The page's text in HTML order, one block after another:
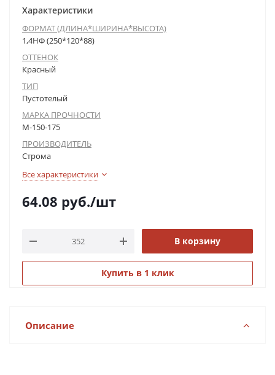
Характеристики
ФОРМАТ (ДЛИНА*ШИРИНА*ВЫСОТА)
1,4НФ (250*120*88)
ОТТЕНОК
Красный
ТИП
Пустотелый
МАРКА ПРОЧНОСТИ
М-150-175
ПРОИЗВОДИТЕЛЬ
Строма
Все характеристики
64.08 руб./шт
В корзину
Купить в 1 клик
Описание